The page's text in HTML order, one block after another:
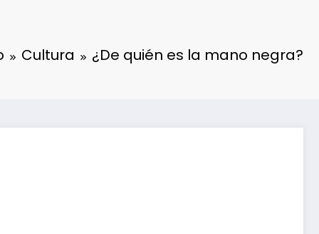
Cultura ¿De quién es la mano negra?